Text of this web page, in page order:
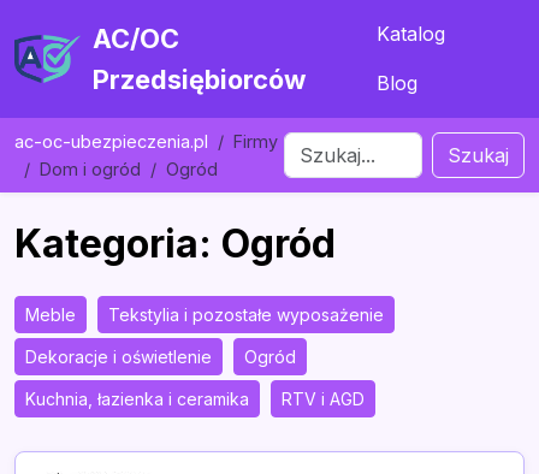
AC/OC
Przedsiębiorców
Katalog
Blog
ac-oc-ubezpieczenia.pl
Firmy
Dom i ogród
Ogród
Szukaj
Kategoria: Ogród
Meble Tekstylia i pozostałe wyposażenie
Dekoracje i oświetlenie Ogród
Kuchnia, łazienka i ceramika RTV i AGD